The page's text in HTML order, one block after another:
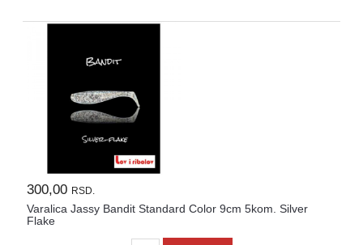
300,00 RSD.
Varalica Jassy Bandit Standard Color 9cm 5kom. Silver
Flake